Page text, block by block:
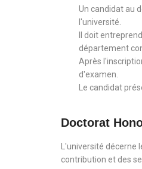
Un candidat au
l'université.
Il doit
département
Après
d'examen.
Le candidat
Doctorat
L'université
contribution et des